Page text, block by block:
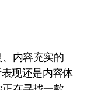
内容充实的
现还是内容体